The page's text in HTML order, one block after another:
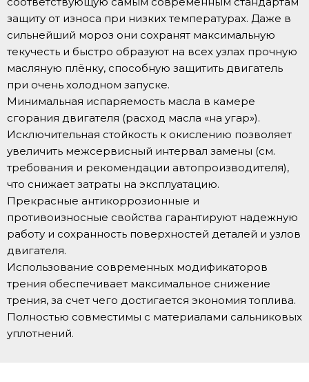
защиту от износа при низких температурах. Даже в
сильнейший мороз они сохранят максимальную
текучесть и быстро образуют на всех узлах прочную
масляную плёнку, способную защитить двигатель
при очень холодном запуске.
Минимальная испаряемость масла в камере
сгорания двигателя (расход масла «на угар»).
Исключительная стойкость к окислению позволяет
увеличить межсервисный интервал замены (см.
требования и рекомендации автопроизводителя),
что снижает затраты на эксплуатацию.
Прекрасные антикоррозионные и
противоизносные свойства гарантируют надежную
работу и сохранность поверхностей деталей и узлов
двигателя.
Использование современных модификаторов
трения обеспечивает максимальное снижение
трения, за счет чего достигается экономия топлива.
Полностью совместимы с материалами сальниковых
уплотнений.